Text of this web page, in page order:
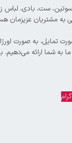
عزیزمان
به شما ارائه